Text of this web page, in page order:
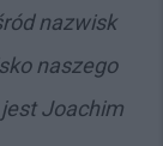
nazwisk
naszego
Joachim